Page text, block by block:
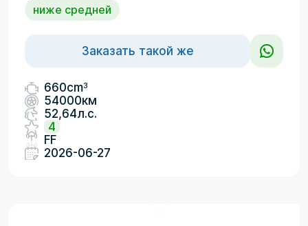
ниже средней
Заказать такой же
660cm3
54000км
52,64л.с.
4
FF
2026-06-27